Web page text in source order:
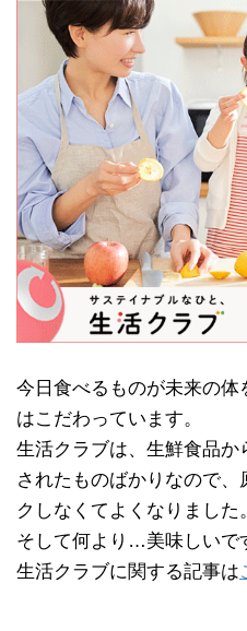
今日食べるものが未来の
はこだわっています。
生活クラブは、生鮮食品
されたものばかりなので
クしなくてよくなりました。
そして何より…美味しいで
生活クラブに関する記事は